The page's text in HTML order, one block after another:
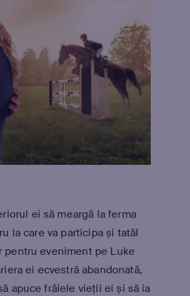
ei să meargă la ferma
la care va participa și tatăl
pentru eveniment pe Luke
ei ecvestră abandonată,
apuce frâiele vieții ei și să ia